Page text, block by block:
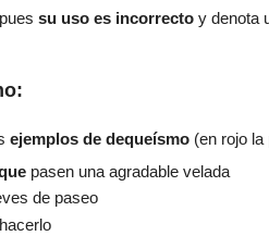
su uso es incorrecto y denota
ejemplos de dequeísmo (en rojo
pasen una agradable velada
de paseo